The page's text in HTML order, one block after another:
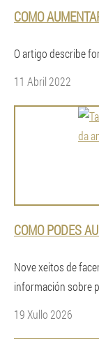
COMO
O artigo describe
11 Abril 2022
COMO PODES
Nove xeitos de
información sobre
19 Xullo 2026